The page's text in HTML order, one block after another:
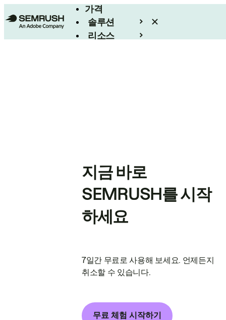
가격
솔루션
리소스
지금 바로
SEMRUSH를 시작
하세요
7일간 무료로 사용해 보세요. 언제든지
취소할 수 있습니다.
무료 체험 시작하기